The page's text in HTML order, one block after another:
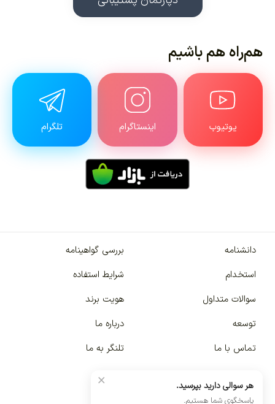
هم‌راه هم باشیم
یوتیوب اینستاگرام تلگرام
دانشنامه
بررسی گواهینامه
استخدام
شرایط استفاده
سوالات متداول
هویت برند
توسعه
درباره ما
تماس با ما
تلنگر به ما
× هر سوالی دارید بپرسید.
پاسخگوی شما هستیم.